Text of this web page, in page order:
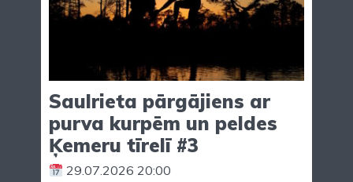
Saulrieta pārgājiens ar
purva kurpēm un peldes
Ķemeru tīrelī #3
29.07.2026 20:00